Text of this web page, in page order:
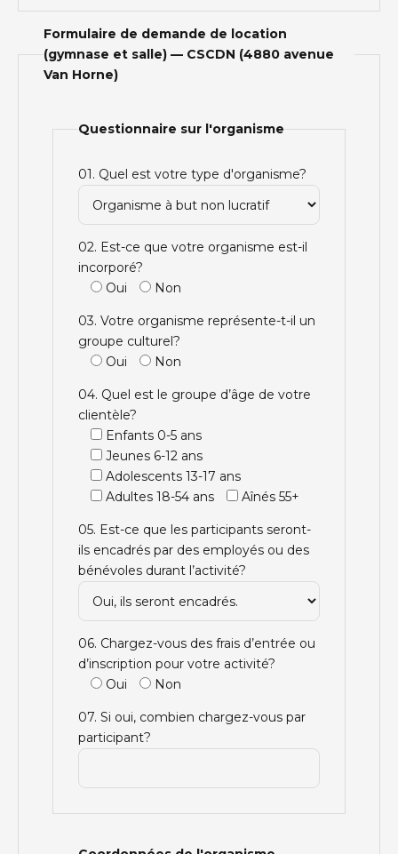
Formulaire de demande de location
(gymnase et salle) — CSCDN (4880 avenue
Van Horne)
Questionnaire sur l'organisme
01. Quel est votre type d'organisme?
02. Est-ce que votre organisme est-il
incorporé?
Oui
Non
03. Votre organisme représente-t-il un
groupe culturel?
Oui
Non
04. Quel est le groupe d’âge de votre
clientèle?
Enfants 0-5 ans
Jeunes 6-12 ans
Adolescents 13-17 ans
Adultes 18-54 ans
Aînés 55+
05. Est-ce que les participants seront-
ils encadrés par des employés ou des
bénévoles durant l’activité?
06. Chargez-vous des frais d’entrée ou
d’inscription pour votre activité?
Oui
Non
07. Si oui, combien chargez-vous par
participant?